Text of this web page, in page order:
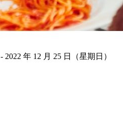
年 12 月 25 日（星期日）